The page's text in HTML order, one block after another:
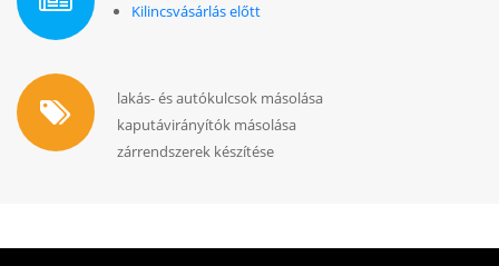
Kilincsvásárlás előtt
lakás- és autókulcsok másolása
kaputávirányítók másolása
zárrendszerek készítése